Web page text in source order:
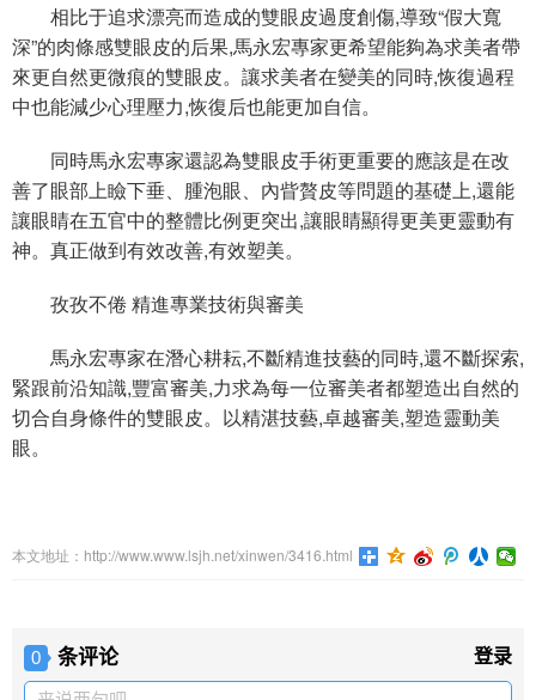
相比于追求漂亮而造成的雙眼皮過度創傷,導致“假大寬
深”的肉條感雙眼皮的后果,馬永宏專家更希望能夠為求美者帶
來更自然更微痕的雙眼皮。讓求美者在變美的同時,恢復過程
中也能減少心理壓力,恢復后也能更加自信。
同時馬永宏專家還認為雙眼皮手術更重要的應該是在改
善了眼部上瞼下垂、腫泡眼、內眥贅皮等問題的基礎上,還能
讓眼睛在五官中的整體比例更突出,讓眼睛顯得更美更靈動有
神。真正做到有效改善,有效塑美。
孜孜不倦 精進專業技術與審美
馬永宏專家在潛心耕耘,不斷精進技藝的同時,還不斷探索,
緊跟前沿知識,豐富審美,力求為每一位審美者都塑造出自然的
切合自身條件的雙眼皮。以精湛技藝,卓越審美,塑造靈動美
眼。
本文地址：http://www.www.lsjh.net/xinwen/3416.html
0 条评论 登录